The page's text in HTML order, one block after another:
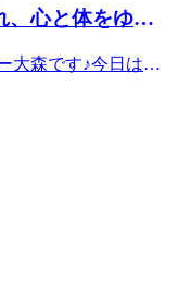
らはぎ～足裏を流
ケア)100分【ご予
約
相談ください！隣の
みになっている方も
て同じ時間に取る
談ください！今週は
しください！
、心と体をゆる
大森です♪今日は
と心がすっと軽くな
暑さで、気がつかな
ものです。たまには
わる時間を作ってみ
しております。＊五